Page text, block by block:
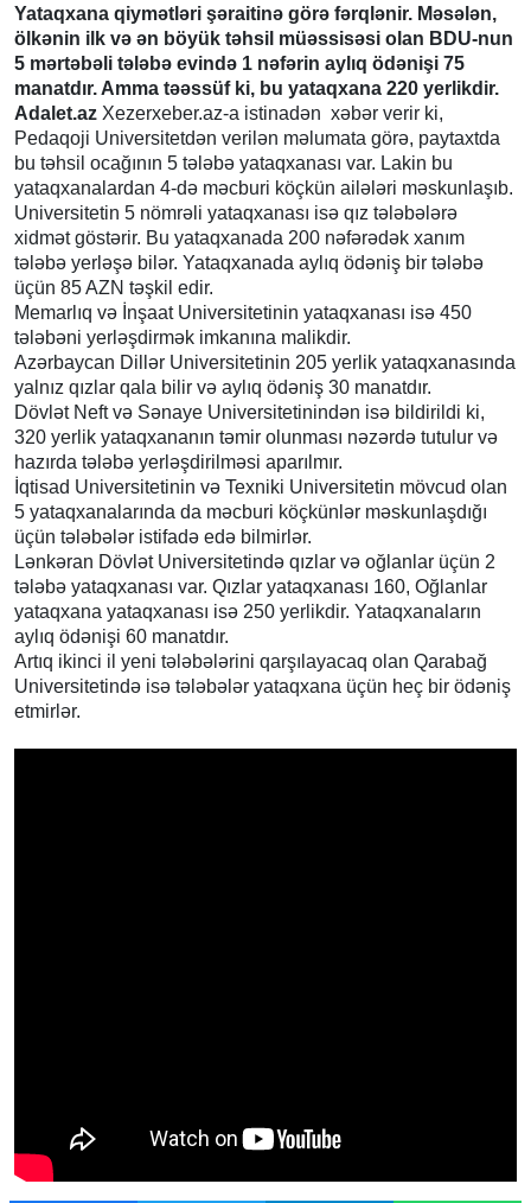
Yataqxana qiymətləri şəraitinə görə fərqlənir. Məsələn,
ölkənin ilk və ən böyük təhsil müəssisəsi olan BDU-nun
5 mərtəbəli tələbə evində 1 nəfərin aylıq ödənişi 75
manatdır. Amma təəssüf ki, bu yataqxana 220 yerlikdir.
Adalet.az Xezerxeber.az-a istinadən xəbər verir ki,
Pedaqoji Universitetdən verilən məlumata görə, paytaxtda
bu təhsil ocağının 5 tələbə yataqxanası var. Lakin bu
yataqxanalardan 4-də məcburi köçkün ailələri məskunlaşıb.
Universitetin 5 nömrəli yataqxanası isə qız tələbələrə
xidmət göstərir. Bu yataqxanada 200 nəfərədək xanım
tələbə yerləşə bilər. Yataqxanada aylıq ödəniş bir tələbə
üçün 85 AZN təşkil edir.
Memarlıq və İnşaat Universitetinin yataqxanası isə 450
tələbəni yerləşdirmək imkanına malikdir.
Azərbaycan Dillər Universitetinin 205 yerlik yataqxanasında
yalnız qızlar qala bilir və aylıq ödəniş 30 manatdır.
Dövlət Neft və Sənaye Universitetinindən isə bildirildi ki,
320 yerlik yataqxananın təmir olunması nəzərdə tutulur və
hazırda tələbə yerləşdirilməsi aparılmır.
İqtisad Universitetinin və Texniki Universitetin mövcud olan
5 yataqxanalarında da məcburi köçkünlər məskunlaşdığı
üçün tələbələr istifadə edə bilmirlər.
Lənkəran Dövlət Universitetində qızlar və oğlanlar üçün 2
tələbə yataqxanası var. Qızlar yataqxanası 160, Oğlanlar
yataqxana yataqxanası isə 250 yerlikdir. Yataqxanaların
aylıq ödənişi 60 manatdır.
Artıq ikinci il yeni tələbələrini qarşılayacaq olan Qarabağ
Universitetində isə tələbələr yataqxana üçün heç bir ödəniş
etmirlər.